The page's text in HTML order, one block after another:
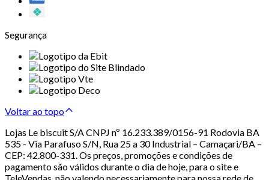
Segurança
Voltar ao topo
Lojas Le biscuit S/A CNPJ nº 16.233.389/0156-91 Rodovia BA
535 - Via Parafuso S/N, Rua 25 a 30 Industrial – Camaçari/BA –
CEP: 42.800-331. Os preços, promoções e condições de
pagamento são válidos durante o dia de hoje, para o site e